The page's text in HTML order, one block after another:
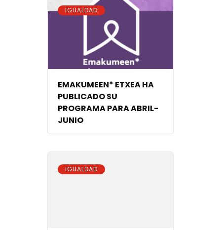
IGUALDAD
EMAKUMEEN* ETXEA HA
PUBLICADO SU
PROGRAMA PARA ABRIL-
JUNIO
IGUALDAD